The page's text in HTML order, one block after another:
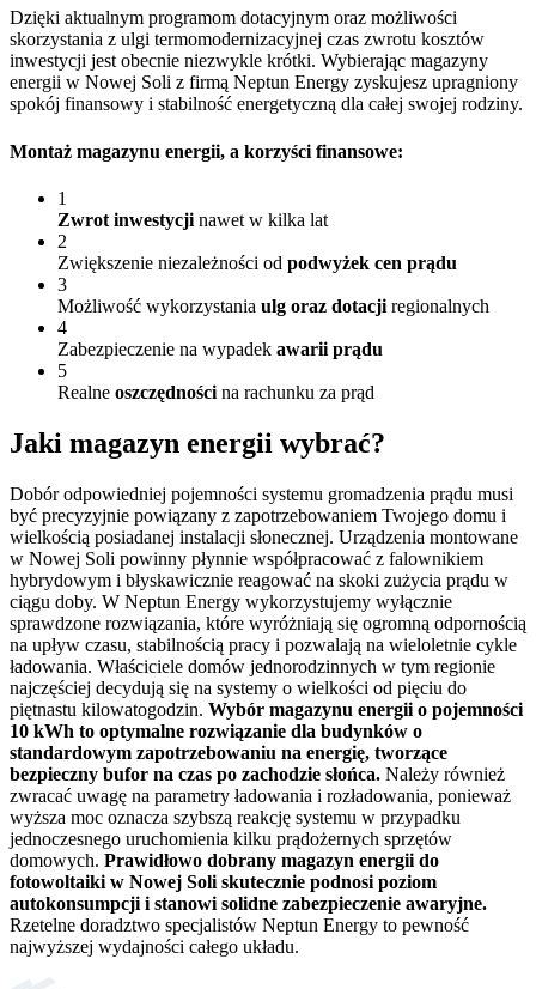
Dzięki aktualnym programom dotacyjnym oraz możliwości
skorzystania z ulgi termomodernizacyjnej czas zwrotu kosztów
inwestycji jest obecnie niezwykle krótki. Wybierając magazyny
energii w Nowej Soli z firmą Neptun Energy zyskujesz upragniony
spokój finansowy i stabilność energetyczną dla całej swojej rodziny.
Montaż magazynu energii, a korzyści finansowe:
1
Zwrot inwestycji nawet w kilka lat
2
Zwiększenie niezależności od podwyżek cen prądu
3
Możliwość wykorzystania ulg oraz dotacji regionalnych
4
Zabezpieczenie na wypadek awarii prądu
5
Realne oszczędności na rachunku za prąd
Jaki magazyn energii wybrać?
Dobór odpowiedniej pojemności systemu gromadzenia prądu musi
być precyzyjnie powiązany z zapotrzebowaniem Twojego domu i
wielkością posiadanej instalacji słonecznej. Urządzenia montowane
w Nowej Soli powinny płynnie współpracować z falownikiem
hybrydowym i błyskawicznie reagować na skoki zużycia prądu w
ciągu doby. W Neptun Energy wykorzystujemy wyłącznie
sprawdzone rozwiązania, które wyróżniają się ogromną odpornością
na upływ czasu, stabilnością pracy i pozwalają na wieloletnie cykle
ładowania. Właściciele domów jednorodzinnych w tym regionie
najczęściej decydują się na systemy o wielkości od pięciu do
piętnastu kilowatogodzin. Wybór magazynu energii o pojemności
10 kWh to optymalne rozwiązanie dla budynków o
standardowym zapotrzebowaniu na energię, tworzące
bezpieczny bufor na czas po zachodzie słońca. Należy również
zwracać uwagę na parametry ładowania i rozładowania, ponieważ
wyższa moc oznacza szybszą reakcję systemu w przypadku
jednoczesnego uruchomienia kilku prądożernych sprzętów
domowych. Prawidłowo dobrany magazyn energii do
fotowoltaiki w Nowej Soli skutecznie podnosi poziom
autokonsumpcji i stanowi solidne zabezpieczenie awaryjne.
Rzetelne doradztwo specjalistów Neptun Energy to pewność
najwyższej wydajności całego układu.